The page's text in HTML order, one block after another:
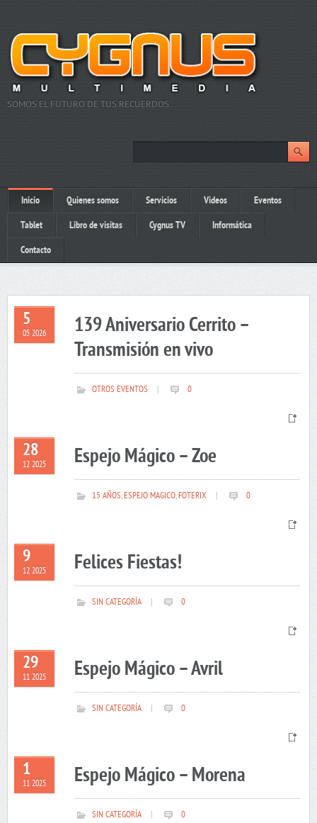
SOMOS EL FUTURO DE TUS RECUERDOS…
Inicio Quienes somos Servicios Videos Eventos
Tablet Libro de visitas Cygnus TV Informática
Contacto
5
05 2026
139 Aniversario Cerrito –
Transmisión en vivo
OTROS EVENTOS 0
28
12 2025 Espejo Mágico – Zoe
15 AÑOS,ESPEJO MAGICO,FOTERIX 0
9
12 2025 Felices Fiestas!
SIN CATEGORÍA 0
29
11 2025 Espejo Mágico – Avril
SIN CATEGORÍA 0
1
11 2025 Espejo Mágico – Morena
SIN CATEGORÍA 0